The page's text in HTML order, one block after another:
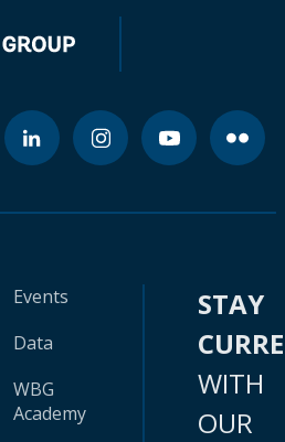
Events
Data
WBG
Academy
STAY
WITH
OUR